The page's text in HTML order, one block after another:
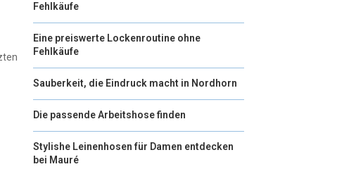
Fehlkäufe
Eine preiswerte Lockenroutine ohne
Fehlkäufe
Sauberkeit, die Eindruck macht in Nordhorn
Die passende Arbeitshose finden
Stylishe Leinenhosen für Damen entdecken
bei Mauré